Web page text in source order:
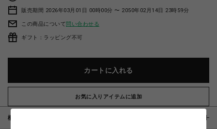
販売期間 2026年03月01日 00時00分 〜 2050年02月14日 23時59分
この商品について問い合わせる
ギフト：ラッピング不可
カートに入れる
お気に入りアイテムに追加
概要